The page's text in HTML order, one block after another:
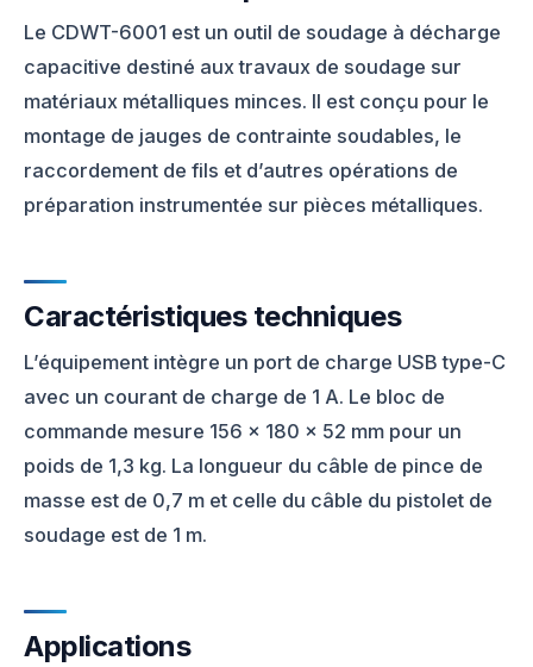
Le CDWT-6001 est un outil de soudage à décharge
capacitive destiné aux travaux de soudage sur
matériaux métalliques minces. Il est conçu pour le
montage de jauges de contrainte soudables, le
raccordement de fils et d’autres opérations de
préparation instrumentée sur pièces métalliques.
Caractéristiques techniques
L’équipement intègre un port de charge USB type-C
avec un courant de charge de 1 A. Le bloc de
commande mesure 156 × 180 × 52 mm pour un
poids de 1,3 kg. La longueur du câble de pince de
masse est de 0,7 m et celle du câble du pistolet de
soudage est de 1 m.
Applications